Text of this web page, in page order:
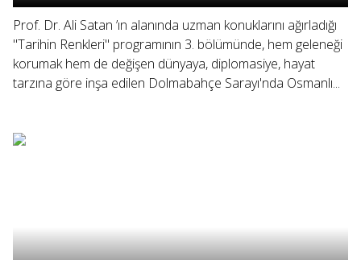
Prof. Dr. Ali Satan ’ın alanında uzman konuklarını ağırladığı
"Tarihin Renkleri" programının 3. bölümünde, hem geleneği
korumak hem de değişen dünyaya, diplomasiye, hayat
tarzına göre inşa edilen Dolmabahçe Sarayı'nda Osmanlı...